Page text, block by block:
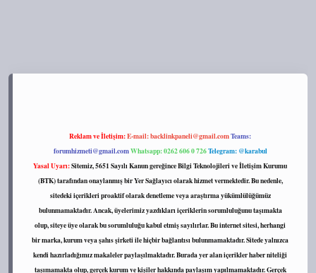
Reklam ve İletişim:E-mail:backlinkpaneli@gmail.comTeams:
forumhizmeti@gmail.comWhatsapp: 0262 606 0 726Telegram: @karabul
Yasal Uyarı:Sitemiz, 5651 Sayılı Kanun gereğince Bilgi Teknolojileri ve İletişim Kurumu
(BTK) tarafından onaylanmış bir Yer Sağlayıcı olarak hizmet vermektedir. Bu nedenle,
sitedeki içerikleri proaktif olarak denetleme veya araştırma yükümlülüğümüz
bulunmamaktadır. Ancak, üyelerimiz yazdıkları içeriklerin sorumluluğunu taşımakta
olup, siteye üye olarak bu sorumluluğu kabul etmiş sayılırlar. Bu internet sitesi, herhangi
bir marka, kurum veya şahıs şirketi ile hiçbir bağlantısı bulunmamaktadır. Sitede yalnızca
kendi hazırladığımız makaleler paylaşılmaktadır. Burada yer alan içerikler haber niteliği
taşımamakta olup, gerçek kurum ve kişiler hakkında paylaşım yapılmamaktadır. Gerçek